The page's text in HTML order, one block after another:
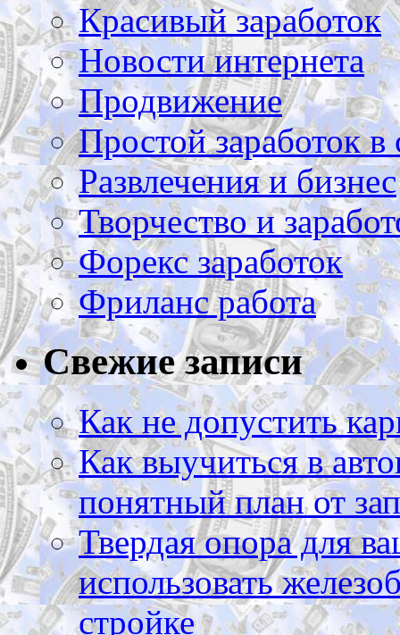
Красивый заработок
Новости интернета
Продвижение
Простой заработок в
Развлечения и бизнес
Творчество и
Форекс заработок
Фриланс работа
Свежие записи
Как не допустить
Как выучиться в
понятный план от
Твердая опора для
использовать
стройке